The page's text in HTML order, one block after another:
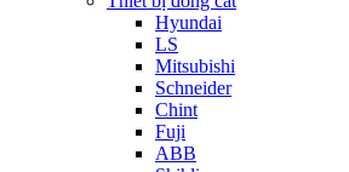
Hyundai
LS
Mitsubishi
Schneider
Chint
Fuji
ABB